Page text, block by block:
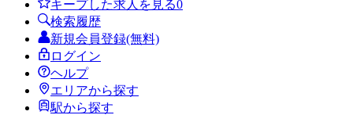
キープした求人を見る0
検索履歴
新規会員登録(無料)
ログイン
ヘルプ
エリアから探す
駅から探す